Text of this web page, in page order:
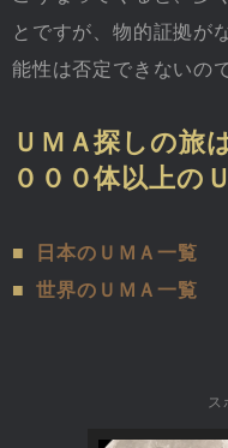
とですが、物的証拠が
能性は否定できないの
ＵＭＡ探しの旅
０００体以上の
■
日本のＵＭＡ一覧
■
世界のＵＭＡ一覧
ス